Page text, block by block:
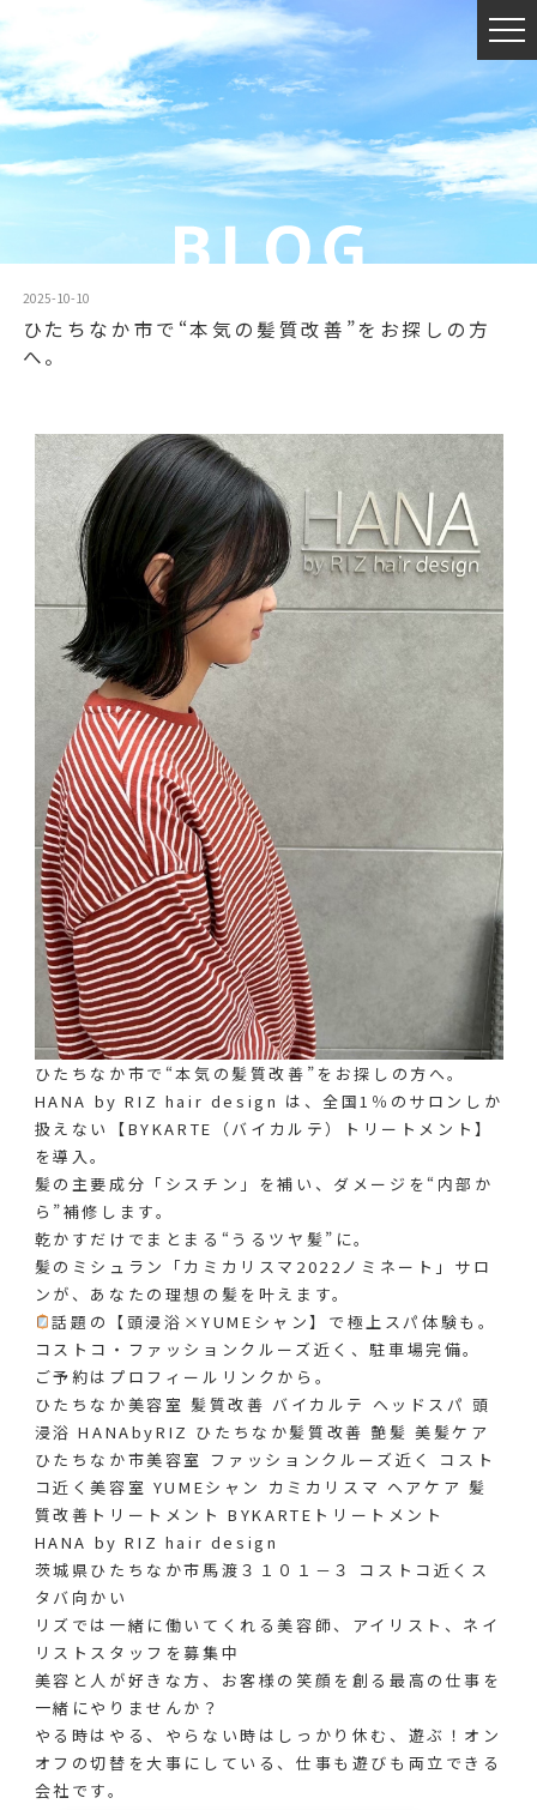
2025-10-10
ひたちなか市で“本気の髪質改善”をお探しの方
へ。
ひたちなか市で“本気の髪質改善”をお探しの方へ。
HANA by RIZ hair design は、全国1％のサロンしか
扱えない【BYKARTE（バイカルテ）トリートメント】
を導入。
髪の主要成分「シスチン」を補い、ダメージを“内部か
ら”補修します。
乾かすだけでまとまる“うるツヤ髪”に。
髪のミシュラン「カミカリスマ2022ノミネート」サロ
ンが、あなたの理想の髪を叶えます。
話題の【頭浸浴×YUMEシャン】で極上スパ体験も。
コストコ・ファッションクルーズ近く、駐車場完備。
ご予約はプロフィールリンクから。
ひたちなか美容室 髪質改善 バイカルテ ヘッドスパ 頭
浸浴 HANAbyRIZ ひたちなか髪質改善 艶髪 美髪ケア
ひたちなか市美容室 ファッションクルーズ近く コスト
コ近く美容室 YUMEシャン カミカリスマ ヘアケア 髪
質改善トリートメント BYKARTEトリートメント
HANA by RIZ hair design
茨城県ひたちなか市馬渡３１０１－３ コストコ近くス
タバ向かい
リズでは一緒に働いてくれる美容師、アイリスト、ネイ
リストスタッフを募集中
美容と人が好きな方、お客様の笑顔を創る最高の仕事を
一緒にやりませんか？
やる時はやる、やらない時はしっかり休む、遊ぶ！オン
オフの切替を大事にしている、仕事も遊びも両立できる
会社です。